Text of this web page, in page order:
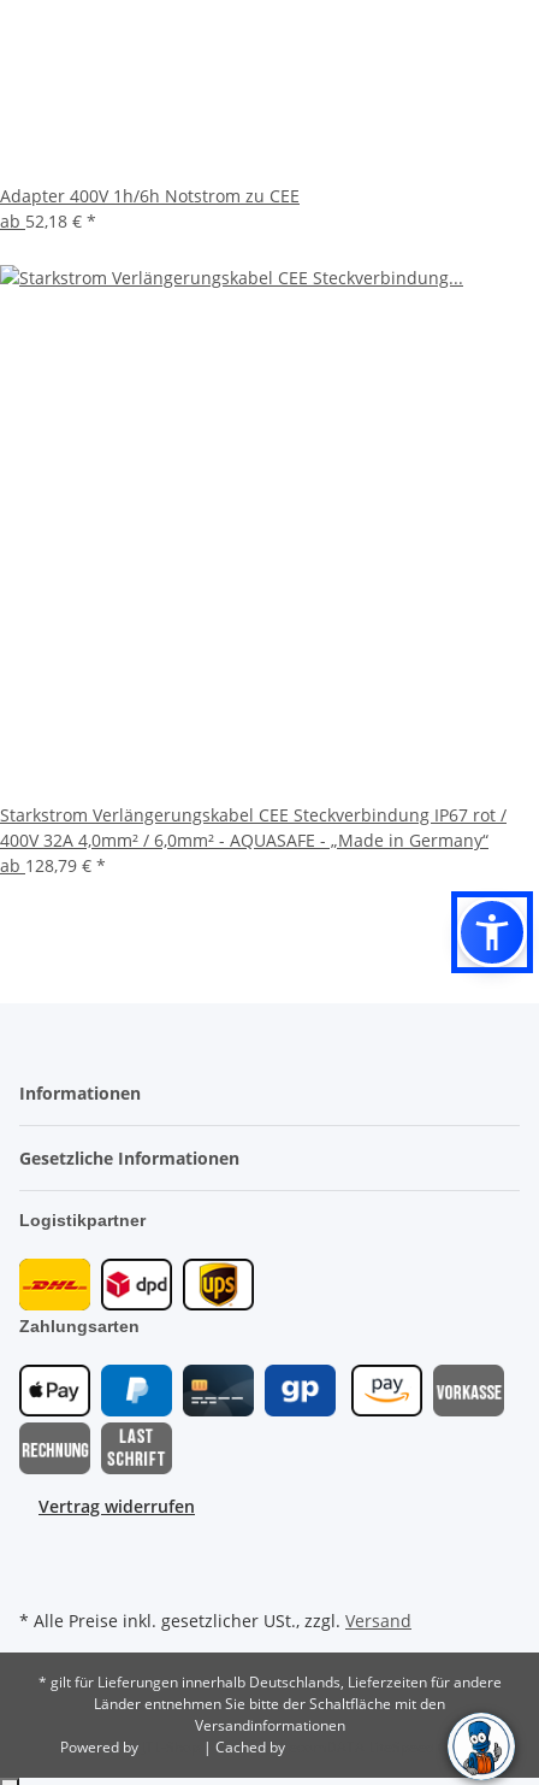
Adapter 400V 1h/6h Notstrom zu CEE
ab 52,18 € *
Starkstrom Verlängerungskabel CEE Steckverbindung IP67 rot /
400V 32A 4,0mm² / 6,0mm² - AQUASAFE - „Made in Germany“
ab 128,79 € *
Informationen
Gesetzliche Informationen
Logistikpartner
Zahlungsarten
Vertrag widerrufen
* Alle Preise inkl. gesetzlicher USt., zzgl. Versand
* gilt für Lieferungen innerhalb Deutschlands, Lieferzeiten für andere
Länder entnehmen Sie bitte der Schaltfläche mit den
Versandinformationen
Powered by
| Cached by ecomDATA LiteSpeed Cache